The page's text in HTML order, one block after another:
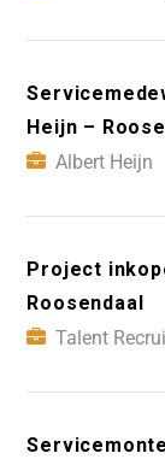
Heijn –
Albert Heijn
Project
Roosendaal
Talent